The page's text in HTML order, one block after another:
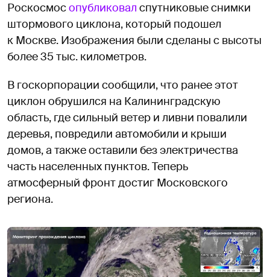
Роскосмосопубликовал спутниковые снимки
штормового циклона, который подошел
к Москве. Изображения были сделаны с высоты
более 35 тыс. километров.
В госкорпорации сообщили, что ранее этот
циклон обрушился на Калининградскую
область, где сильный ветер и ливни повалили
деревья, повредили автомобили и крыши
домов, а также оставили без электричества
часть населенных пунктов. Теперь
атмосферный фронт достиг Московского
региона.